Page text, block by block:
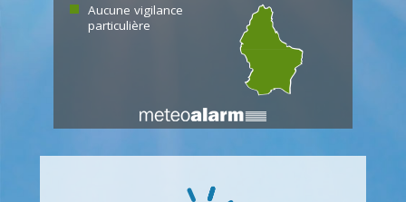
Aucune vigilance
particulière